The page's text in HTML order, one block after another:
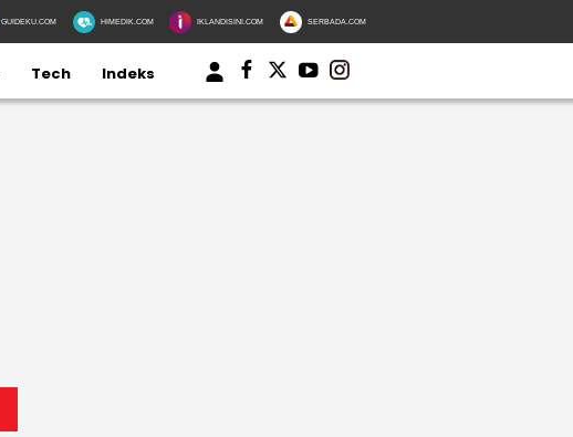
GUIDEKU.COM HIMEDIK.COM IKLANDISINI.COM SERBADA.COM
Tech Indeks